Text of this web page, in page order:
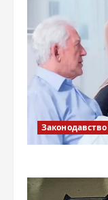
Законодавство